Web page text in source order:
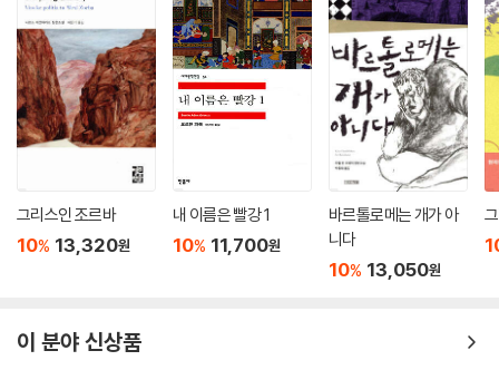
단편으로, 울리세스 리마의 죽음 이후 오랜만에 멕시코로 돌아온 벨라노가
리마의 집으로 찾아가 그곳에서 의외의 인물들과 조우하게 되는 이야기를
담고 있다.
수록된 대부분의 작품들이 단편소설들이지만, 볼라뇨 특유의 예리한 통찰
과 기지가 엿보이는 에세이와 강연문 들도 실려 있다. 에세이 「소돔의 현자
들」은 영국 작가 비디아다르 나이폴이 쓴 아르헨티나의 정치 상황에 대한
르포 『에바 페론의 귀환』에 대한 볼라뇨식 독서라고 할 수 있다. 나이폴은
이 르포에서 아르헨티나의 전 대통령 페론과 그의 부인 에비타에 관한 자
극적인 묘사를 섞어 가며 아르헨티나와 아르헨티나인들을 향해 쉴 새 없이
독설을 쏟아 낸 바 있다. 볼라뇨는 르포를 쓰기 위해 부에노스아이레스를
의 편견의 기원을 날카롭게 추적해 간다.
그리스인 조르바
10% 13,320원
내 이름은 빨강 1
10% 11,700원
바르톨로메는 개가 아
니다
10% 13,050원
이 분야 신상품